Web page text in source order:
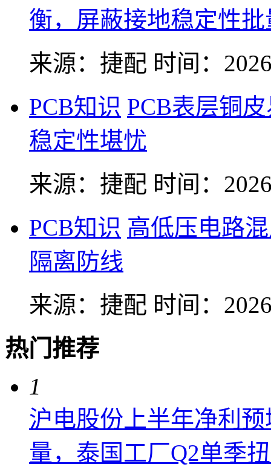
衡，屏蔽接地稳定性
来源：捷配 时间：
PCB知识 PCB表层铜
稳定性堪忧
来源：捷配 时间：
PCB知识 高低压电路
隔离防线
来源：捷配 时间：
热门推荐
1
沪电股份上半年净利
量，泰国工厂Q2单季